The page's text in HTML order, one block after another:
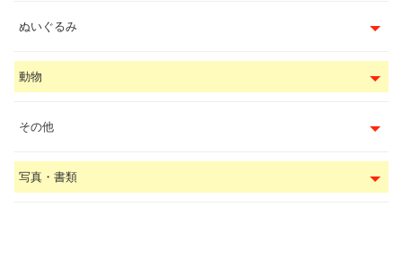
ぬいぐるみ
動物
その他
写真・書類